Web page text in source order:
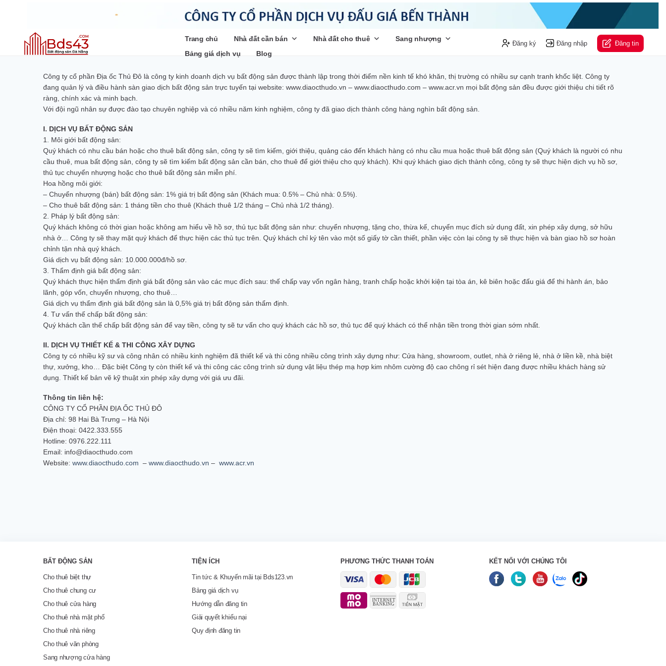
Trang chủ Nhà đất cần bán Nhà đất cho thuê
Sang nhượng
Bảng giá dịch vụ
Blog
Đăng ký Đăng nhập Đăng tin
Công ty cổ phần Địa ốc Thủ Đô là công ty kinh doanh dịch vụ bất động sản được thành lập trong thời điểm nền kinh tế khó khăn, thị trường có nhiều sự cạnh tranh khốc liệt. Công ty
đang quản lý và điều hành sàn giao dịch bất động sản trực tuyến tại website: www.diaocthudo.vn – www.diaocthudo.com – www.acr.vn mọi bất động sản đều được giới thiệu chi tiết rõ
ràng, chính xác và minh bạch.
Với đội ngũ nhân sự được đào tạo chuyên nghiệp và có nhiều năm kinh nghiệm, công ty đã giao dịch thành công hàng nghìn bất động sản.
I. DỊCH VỤ BẤT ĐỘNG SẢN
1. Môi giới bất động sản:
Quý khách có nhu cầu bán hoặc cho thuê bất động sản, công ty sẽ tìm kiếm, giới thiệu, quảng cáo đến khách hàng có nhu cầu mua hoặc thuê bất động sản (Quý khách là người có nhu
cầu thuê, mua bất động sản, công ty sẽ tìm kiếm bất động sản cần bán, cho thuê để giới thiệu cho quý khách). Khi quý khách giao dịch thành công, công ty sẽ thực hiện dịch vụ hồ sơ,
thủ tục chuyển nhượng hoặc cho thuê bất động sản miễn phí.
Hoa hồng môi giới:
– Chuyển nhượng (bán) bất động sản: 1% giá trị bất động sản (Khách mua: 0.5% – Chủ nhà: 0.5%).
– Cho thuê bất động sản: 1 tháng tiền cho thuê (Khách thuê 1/2 tháng – Chủ nhà 1/2 tháng).
2. Pháp lý bất động sản:
Quý khách không có thời gian hoặc không am hiểu về hồ sơ, thủ tục bất động sản như: chuyển nhượng, tặng cho, thừa kế, chuyển mục đích sử dụng đất, xin phép xây dựng, sở hữu
nhà ở… Công ty sẽ thay mặt quý khách để thực hiện các thủ tục trên. Quý khách chỉ ký tên vào một số giấy tờ cần thiết, phần việc còn lại công ty sẽ thực hiện và bàn giao hồ sơ hoàn
chỉnh tận nhà quý khách.
Giá dịch vụ bất động sản: 10.000.000đ/hồ sơ.
3. Thẩm định giá bất động sản:
Quý khách thực hiện thẩm định giá bất động sản vào các mục đích sau: thế chấp vay vốn ngân hàng, tranh chấp hoặc khởi kiện tại tòa án, kê biên hoặc đấu giá để thi hành án, bảo
lãnh, góp vốn, chuyển nhượng, cho thuê…
Giá dịch vụ thẩm định giá bất động sản là 0,5% giá trị bất động sản thẩm định.
4. Tư vấn thế chấp bất động sản:
Quý khách cần thế chấp bất động sản để vay tiền, công ty sẽ tư vấn cho quý khách các hồ sơ, thủ tục để quý khách có thể nhận tiền trong thời gian sớm nhất.
II. DỊCH VỤ THIẾT KẾ & THI CÔNG XÂY DỰNG
Công ty có nhiều kỹ sư và công nhân có nhiều kinh nghiệm đã thiết kế và thi công nhiều công trình xây dựng như: Cửa hàng, showroom, outlet, nhà ở riêng lẻ, nhà ở liền kề, nhà biệt
thự, xưởng, kho… Đặc biệt Công ty còn thiết kế và thi công các công trình sử dụng vật liệu thép mạ hợp kim nhôm cường độ cao chông rỉ sét hiện đang được nhiều khách hàng sử
dụng. Thiết kế bản vẽ kỹ thuật xin phép xây dựng với giá ưu đãi.
Thông tin liên hệ:
CÔNG TY CỔ PHẦN ĐỊA ỐC THỦ ĐÔ
Địa chỉ: 98 Hai Bà Trưng – Hà Nội
Điện thoại: 0422.333.555
Hotline: 0976.222.111
Email: info@diaocthudo.com
Website: www.diaocthudo.com – www.diaocthudo.vn – www.acr.vn
BẤT ĐỘNG SẢN
Cho thuê biệt thự
Cho thuê chung cư
Cho thuê cửa hàng
Cho thuê nhà mặt phố
Cho thuê nhà riêng
Cho thuê văn phòng
Sang nhượng cửa hàng
TIỆN ÍCH
Tin tức & Khuyến mãi tại Bds123.vn
Bảng giá dịch vụ
Hướng dẫn đăng tin
Giải quyết khiếu nại
Quy định đăng tin
PHƯƠNG THỨC THANH TOÁN KẾT NỐI VỚI CHÚNG TÔI